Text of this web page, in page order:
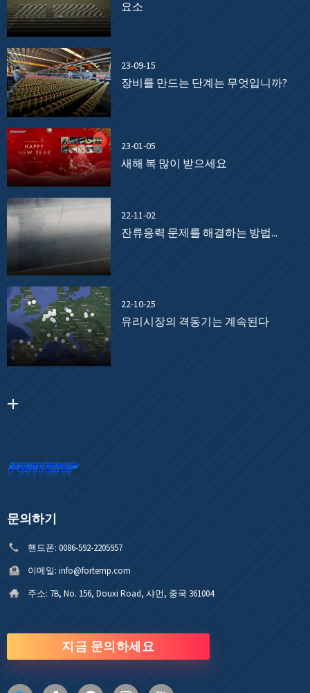
요소
23-09-15
장비를 만드는 단계는 무엇입니까?
23-01-05
새해 복 많이 받으세요
22-11-02
잔류응력 문제를 해결하는 방법...
22-10-25
유리시장의 격동기는 계속된다
문의하기
핸드폰: 0086-592-2205957
이메일: info@fortemp.com
주소: 7B, No. 156, Douxi Road, 샤먼, 중국 361004
지금 문의하세요